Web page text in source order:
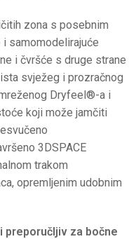
zona s posebnim
samomodelirajuće
i čvršće s druge strane
svježeg i prozračnog
Dryfeel®-a i
koji može jamčiti
3DSPACE
trakom
opremljenim udobnim
preporučljiv za bočne